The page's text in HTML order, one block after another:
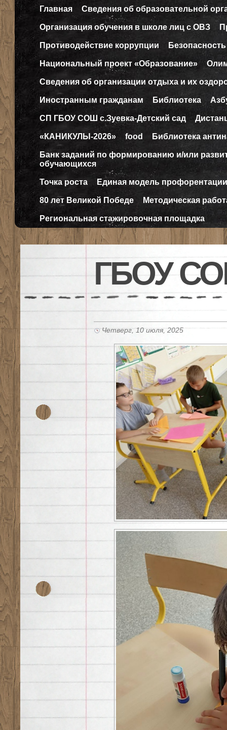
Главная Сведения об образовательной
Организация обучения в школе лиц с ОВЗ
Противодействие коррупции Безопасность
Национальный проект «Образование»
Сведения об организации отдыха и их
Иностранным гражданам Библиотека
СП ГБОУ СОШ с.Зуевка-Детский сад
«КАНИКУЛЫ-2026» food Библиотека
Банк заданий по формированию и/или
обучающихся
Точка роста Единая модель профорентации
80 лет Великой Победе Методическая
Региональная стажировочная площадка
ГБОУ
Четверг, 10 июля, 2025